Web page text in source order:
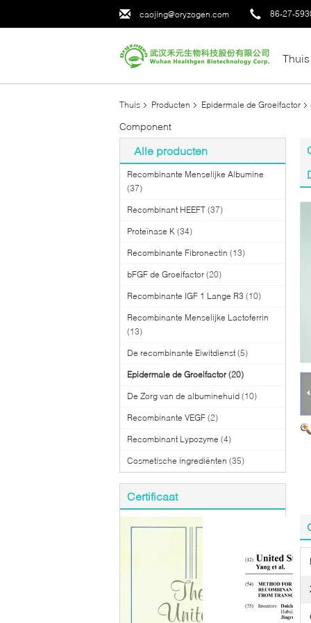
caojing@oryzogen.com 86-27-
Thuis
Thuis Producten Epidermale de Groeifactor
Component
Alle producten
Recombinante Menselijke Albumine
(37)
Recombinant HEEFT (37)
Proteïnase K (34)
Recombinante Fibronectin (13)
bFGF de Groeifactor (20)
Recombinante IGF 1 Lange R3 (10)
Recombinante Menselijke Lactoferrin
(13)
De recombinante Eiwitdienst (5)
Epidermale de Groeifactor (20)
De Zorg van de albuminehuid (10)
Recombinante VEGF (2)
Recombinant Lypozyme (4)
Cosmetische ingrediënten (35)
Certificaat